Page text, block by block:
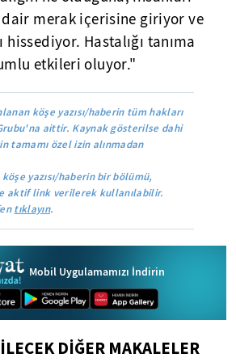
merak içerisine giriyor ve
Hastalığı tanıma
etkileri oluyor."
köşe yazısı/haberin tüm hakları
aittir. Kaynak gösterilse dahi
tamamı özel izin alınmadan
yazısı/haberin bir bölümü,
aktif link verilerek kullanılabilir.
tıklayın.
Mobil Uygulamamızı İndirin
DİĞER MAKALELER